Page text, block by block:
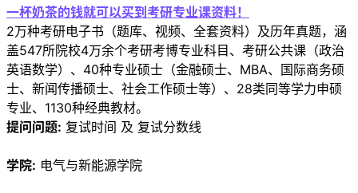
一杯奶茶的钱就可以买到考研专业课资料！
2万种考研电子书（题库、视频、全套资料）及历年真题，涵
盖547所院校4万余个考研考博专业科目、考研公共课（政治
英语数学）、40种专业硕士（金融硕士、MBA、国际商务硕
士、新闻传播硕士、社会工作硕士等）、28类同等学力申硕
专业、1130种经典教材。
提问问题: 复试时间 及 复试分数线
学院: 电气与新能源学院